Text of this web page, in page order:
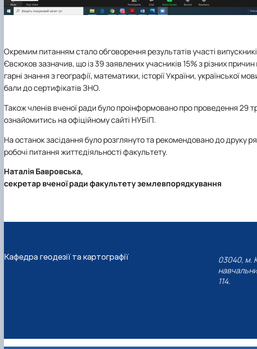
Окремим питанням стало обговорення результатів участі
Євсюков зазначив, що із 39 заявлених учасників 15% з різних
гарні знання з географії, математики, історії України, української
бали до сертифікатів ЗНО.
Також членів вченої ради було проінформовано про проведення 29
ознайомитись на офіційному сайті НУБіП.
На останок засідання було розглянуто та рекомендовано до друку
робочі питання життєдіяльності факультету.
Наталія Бавровська,
секретар вченої ради факультету землевпорядкування
Кафедра геодезії та картографії
03040, м.
114.